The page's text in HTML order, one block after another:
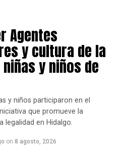
Agentes
y cultura de la
y niños de
y niños participaron en el
que promueve la
legalidad en Hidalgo.
on 8 agosto, 2026